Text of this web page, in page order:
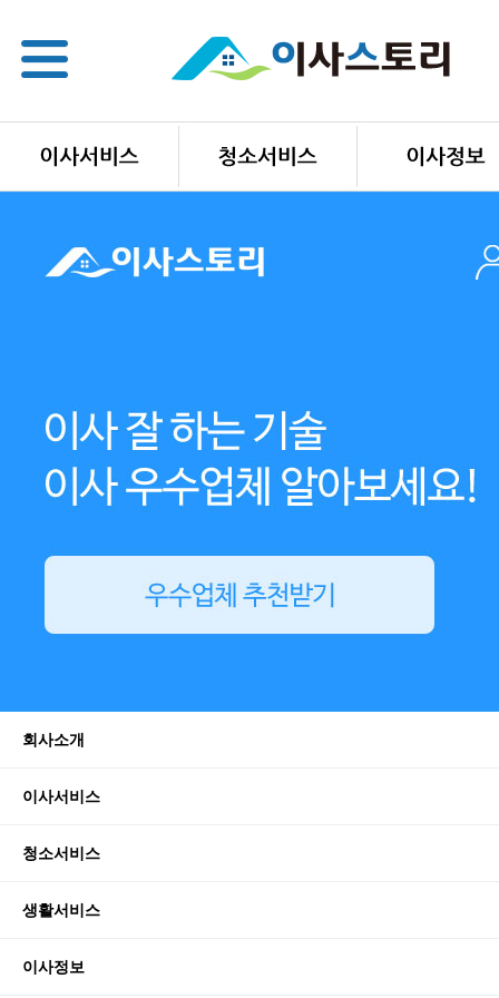
회사소개
이사서비스
청소서비스
생활서비스
이사정보